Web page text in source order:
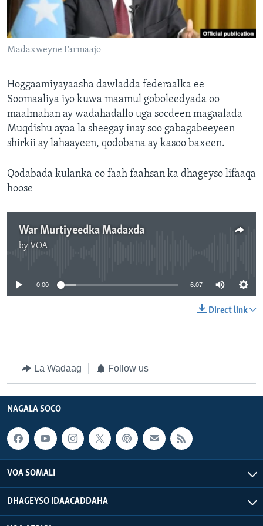
FAAQIDAADDA TODDOBAADKA
DHEXTAALKA TODDOBAADKA
Madaxweyne Farmaajo
Hoggaamiyayaasha dawladda federaalka ee
Soomaaliya iyo kuwa maamul goboleedyada oo
maalmahan ay wadahadallo uga socdeen magaalada
Muqdishu ayaa la sheegay inay soo gabagabeeyeen
shirkii ay lahaayeen, qodobana ay kasoo baxeen.
Qodabada kulanka oo faah faahsan ka dhageyso lifaaqa
hoose
War Murtiyeedka Madaxda
by VOA
0:00 6:07
Direct link
La Wadaag Follow us
NAGALA SOCO
VOA SOMALI
DHAGEYSO IDAACADDAHA